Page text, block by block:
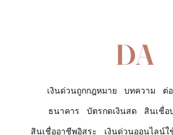
เงินด่วนถูกกฎหมาย บทความ
ต่
ธนาคาร
บัตรกดเงินสด
สินเชื่อ
สินเชื่ออาชีพอิสระ
เงินด่วนออนไลน์